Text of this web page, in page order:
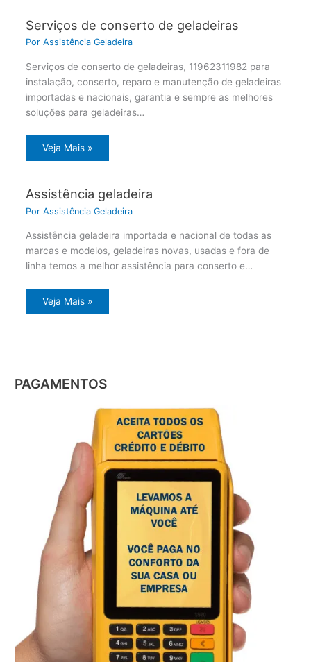
Serviços de conserto de geladeiras
Por Assistência Geladeira
Serviços de conserto de geladeiras, 11962311982 para
instalação, conserto, reparo e manutenção de geladeiras
importadas e nacionais, garantia e sempre as melhores
soluções para geladeiras…
Veja Mais »
Assistência geladeira
Por Assistência Geladeira
Assistência geladeira importada e nacional de todas as
marcas e modelos, geladeiras novas, usadas e fora de
linha temos a melhor assistência para conserto e…
Veja Mais »
PAGAMENTOS